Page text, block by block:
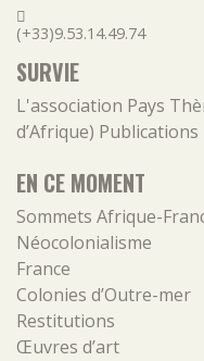
(+33)9.53.14.49.74
SURVIE
L'association Pays
d’Afrique) Publications
EN CE MOMENT
Sommets Afrique-
Néocolonialisme
France
Colonies d’Outre-mer
Restitutions
Œuvres d’art